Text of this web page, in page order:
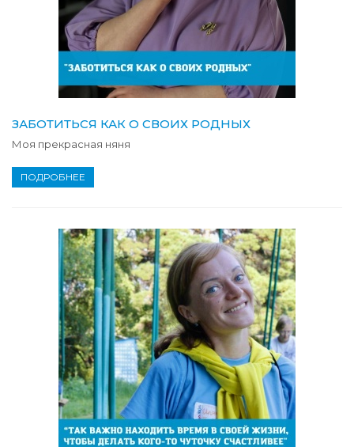
ЗАБОТИТЬСЯ КАК О СВОИХ РОДНЫХ
Моя прекрасная няня
ПОДРОБНЕЕ